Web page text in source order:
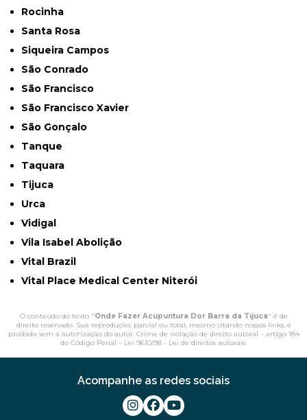
Rocinha
Santa Rosa
Siqueira Campos
São Conrado
São Francisco
São Francisco Xavier
São Gonçalo
Tanque
Taquara
Tijuca
Urca
Vidigal
Vila Isabel Abolição
Vital Brazil
Vital Place Medical Center Niterói
O conteúdo do texto "Onde Fazer Acupuntura Dor Barra da Tijuca" é de
direito reservado. Sua reprodução, parcial ou total, mesmo citando nossos links, é
proibida sem a autorização do autor. Crime de violação de direito autoral – artigo 184
do Código Penal – Lei 9610/98 - Lei de direitos autorais.
Acompanhe as redes sociais